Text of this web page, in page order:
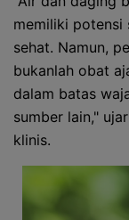
memiliki potensi
sehat. Namun,
bukanlah obat
dalam batas
sumber lain,"
klinis.